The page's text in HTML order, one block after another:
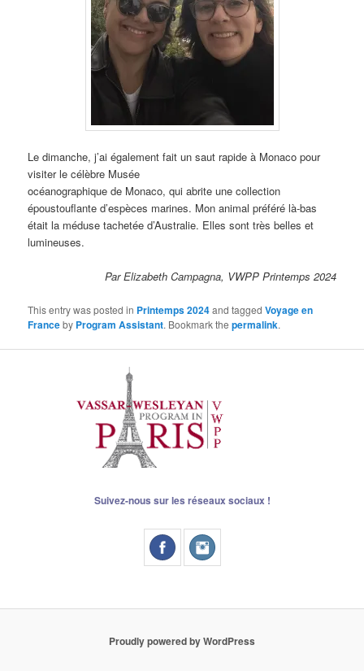
Le dimanche, j’ai également fait un saut rapide à Monaco pour
visiter le célèbre Musée
océanographique de Monaco, qui abrite une collection
époustouflante d’espèces marines. Mon animal préféré là-bas
était la méduse tachetée d’Australie. Elles sont très belles et
lumineuses.
Par Elizabeth Campagna, VWPP Printemps 2024
This entry was posted in Printemps 2024and taggedVoyage en
Franceby Program Assistant. Bookmark thepermalink.
Suivez-nous sur les réseaux sociaux !
Proudly powered by WordPress